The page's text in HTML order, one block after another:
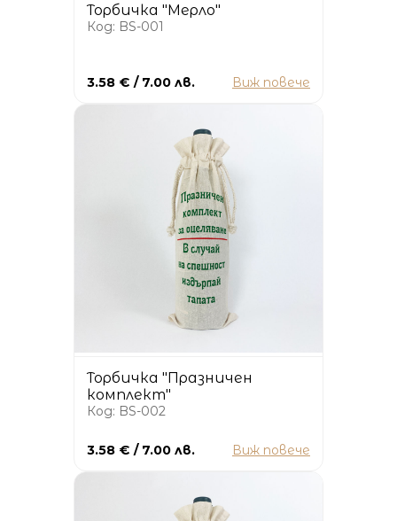
Торбичка "Мерло"
Код: BS-001
3.58 € / 7.00 лв. Виж повече
Торбичка "Празничен
комплект"
Код: BS-002
3.58 € / 7.00 лв. Виж повече